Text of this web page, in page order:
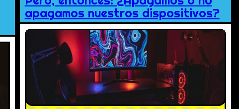
apagamos nuestros dispositivos?